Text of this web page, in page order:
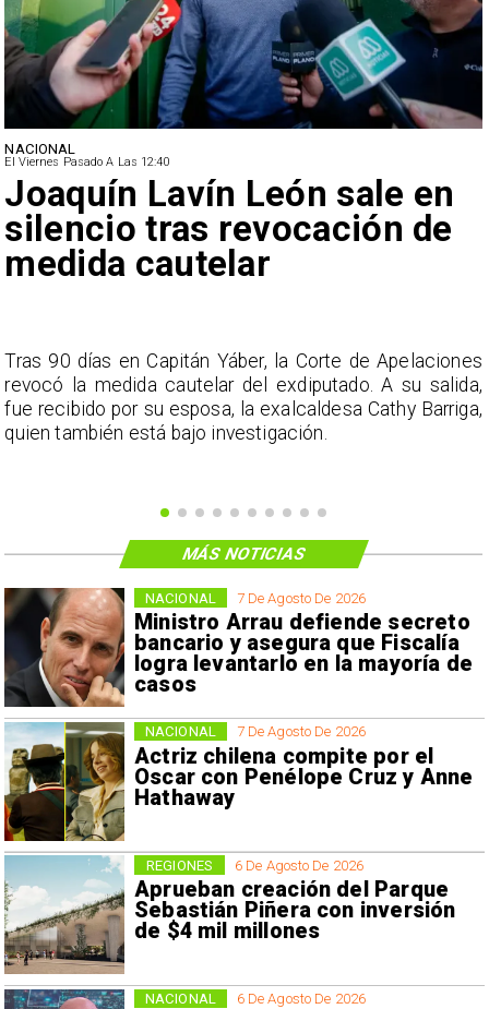
NACIONAL
El Viernes Pasado A Las 12:40
Joaquín Lavín León sale en
silencio tras revocación de
medida cautelar
Tras 90 días en Capitán Yáber, la Corte de Apelaciones
revocó la medida cautelar del exdiputado. A su salida,
fue recibido por su esposa, la exalcaldesa Cathy Barriga,
quien también está bajo investigación.
7 De Agosto De 2026
Ministro Arrau defiende secreto
bancario y asegura que Fiscalía
logra levantarlo en la mayoría de
casos
NACIONAL
7 De Agosto De 2026
Actriz chilena compite por el
Oscar con Penélope Cruz y Anne
Hathaway
NACIONAL
6 De Agosto De 2026
Aprueban creación del Parque
Sebastián Piñera con inversión
de $4 mil millones
REGIONES
6 De Agosto De 2026
NACIONAL
MÁS NOTICIAS